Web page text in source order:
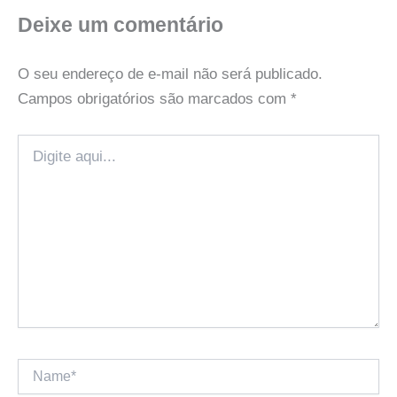
Deixe um comentário
O seu endereço de e-mail não será publicado.
Campos obrigatórios são marcados com *
aqui...
Name*